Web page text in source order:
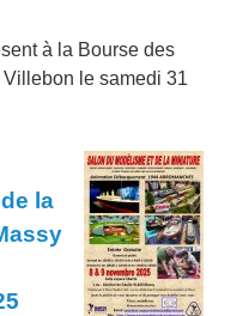
à la Bourse des
le samedi 31
la